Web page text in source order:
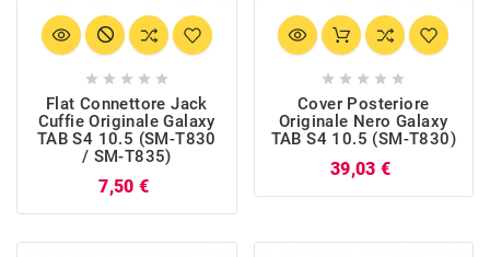
    
Flat Connettore Jack
Cuffie Originale Galaxy
TAB S4 10.5 (SM-T830
/ SM-T835)
7,50 €
    
Cover Posteriore
Originale Nero Galaxy
TAB S4 10.5 (SM-T830)
39,03 €